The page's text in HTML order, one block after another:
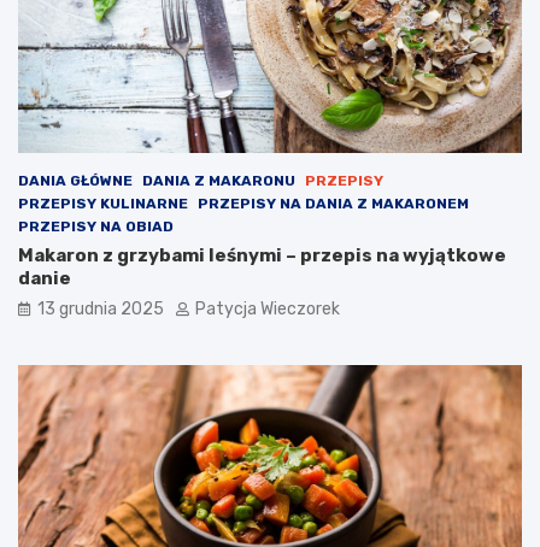
DANIA GŁÓWNE DANIA Z MAKARONU
PRZEPISY
PRZEPISY KULINARNE
PRZEPISY NA DANIA Z MAKARONEM
PRZEPISY NA OBIAD
Makaron z grzybami leśnymi – przepis na wyjątkowe
danie
13 grudnia 2025 Patycja Wieczorek